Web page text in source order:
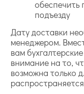
обеспечить
подъезду
Дату доставки
менеджером.
вам
внимание на то,
возможна только